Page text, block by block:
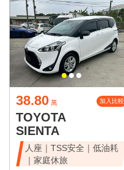
38.80 萬 加入比較
TOYOTA
SIENTA
人座｜TSS安全｜低油耗
｜家庭休旅